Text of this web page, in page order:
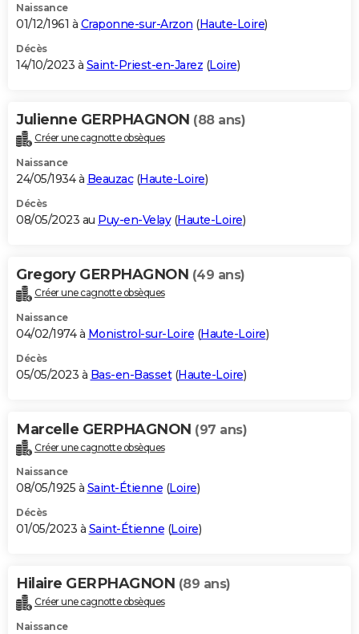
Naissance
01/12/1961 à Craponne-sur-Arzon (Haute-Loire)
Décès
14/10/2023 à Saint-Priest-en-Jarez (Loire)
Julienne GERPHAGNON (88 ans)
Créer une cagnotte obsèques
Naissance
24/05/1934 à Beauzac(Haute-Loire)
Décès
08/05/2023 au Puy-en-Velay(Haute-Loire)
Gregory GERPHAGNON (49 ans)
Créer une cagnotte obsèques
Naissance
04/02/1974 à Monistrol-sur-Loire (Haute-Loire)
Décès
05/05/2023 à Bas-en-Basset(Haute-Loire)
Marcelle GERPHAGNON (97 ans)
Créer une cagnotte obsèques
Naissance
08/05/1925 à Saint-Étienne (Loire)
Décès
01/05/2023 à Saint-Étienne (Loire)
Hilaire GERPHAGNON (89 ans)
Créer une cagnotte obsèques
Naissance